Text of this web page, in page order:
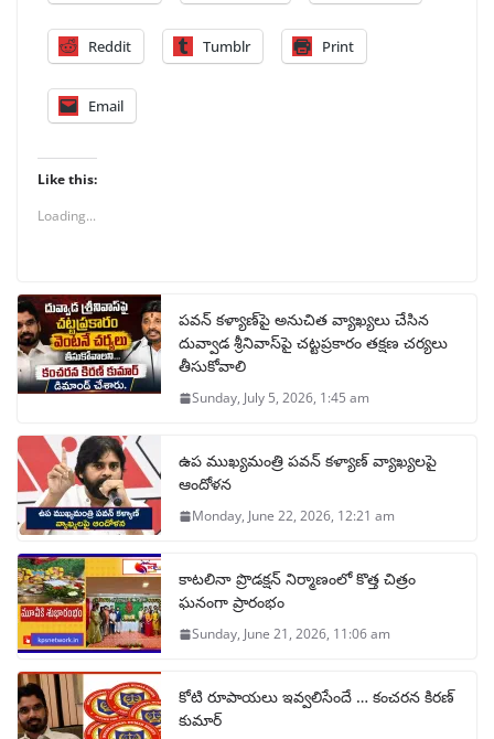
Reddit Tumblr Print
Email
Like this:
Loading...
పవన్ కళ్యాణ్‌పై అనుచిత వ్యాఖ్యలు చేసిన
దువ్వాడ శ్రీనివాస్‌పై చట్టప్రకారం తక్షణ చర్యలు
తీసుకోవాలి
Sunday, July 5, 2026, 1:45 am
ఉప ముఖ్యమంత్రి పవన్ కళ్యాణ్ వ్యాఖ్యలపై
ఆందోళన
Monday, June 22, 2026, 12:21 am
కాటలినా ప్రొడక్షన్ నిర్మాణంలో కొత్త చిత్రం
ఘనంగా ప్రారంభం
Sunday, June 21, 2026, 11:06 am
కోటి రూపాయలు ఇవ్వలిసేందే … కంచరన కిరణ్
కుమార్